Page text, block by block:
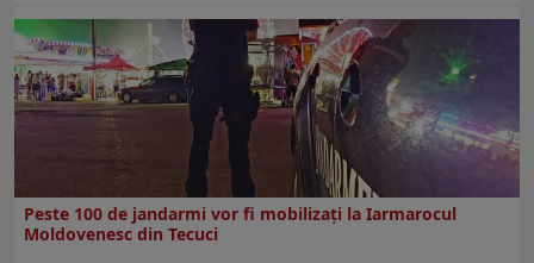
Peste 100 de jandarmi vor fi mobilizați la Iarmarocul
Moldovenesc din Tecuci